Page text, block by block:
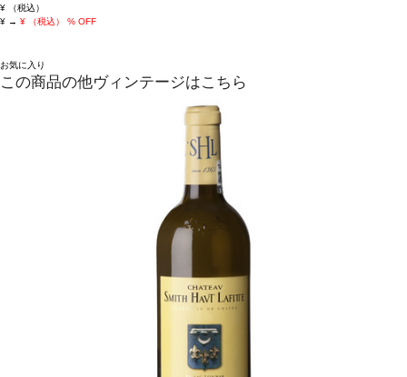
¥
（税込）
¥ → ¥ （税込） % OFF
お気に入り
この商品の他ヴィンテージはこちら